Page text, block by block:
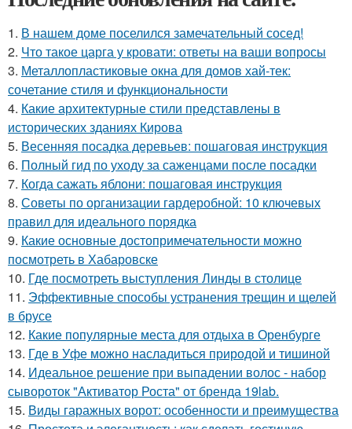
1. В нашем доме поселился замечательный сосед!
2. Что такое царга у кровати: ответы на ваши вопросы
3. Металлопластиковые окна для домов хай-тек:
сочетание стиля и функциональности
4. Какие архитектурные стили представлены в
исторических зданиях Кирова
5. Весенняя посадка деревьев: пошаговая инструкция
6. Полный гид по уходу за саженцами после посадки
7. Когда сажать яблони: пошаговая инструкция
8. Советы по организации гардеробной: 10 ключевых
правил для идеального порядка
9. Какие основные достопримечательности можно
посмотреть в Хабаровске
10. Где посмотреть выступления Линды в столице
11. Эффективные способы устранения трещин и щелей
в брусе
12. Какие популярные места для отдыха в Оренбурге
13. Где в Уфе можно насладиться природой и тишиной
14. Идеальное решение при выпадении волос - набор
сывороток "Активатор Роста" от бренда 19lab.
15. Виды гаражных ворот: особенности и преимущества